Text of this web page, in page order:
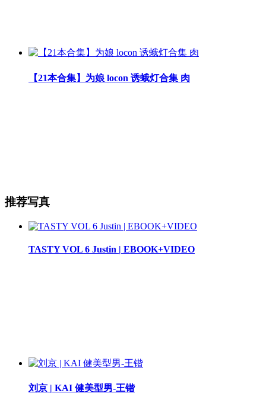
【21本合集】为娘 locon 诱蛾灯合集 肉
推荐写真
TASTY VOL 6 Justin | EBOOK+VIDEO
刘京 | KAI 健美型男-王锴